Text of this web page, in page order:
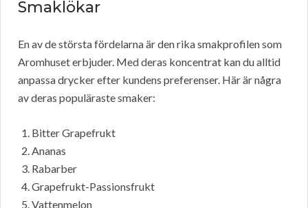
Smaklökar
En av de största fördelarna är den rika smakprofilen som
Aromhuset erbjuder. Med deras koncentrat kan du alltid
anpassa drycker efter kundens preferenser. Här är några
av deras populäraste smaker:
Bitter Grapefrukt
Ananas
Rabarber
Grapefrukt-Passionsfrukt
Vattenmelon